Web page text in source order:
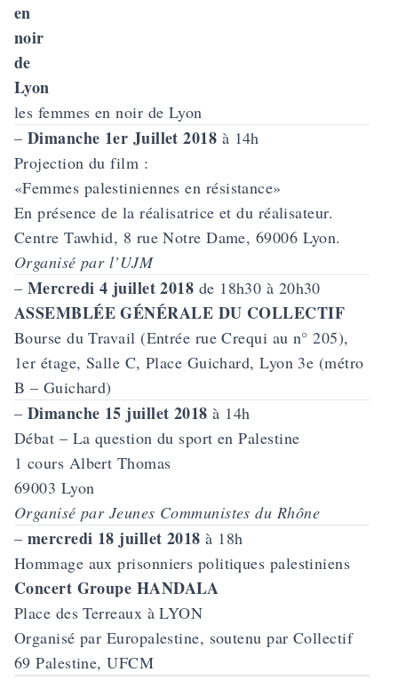
en
noir
de
Lyon
les femmes en noir de Lyon
– Dimanche 1er Juillet 2018 à 14h
Projection du film :
«Femmes palestiniennes en résistance»
En présence de la réalisatrice et du réalisateur.
Centre Tawhid, 8 rue Notre Dame, 69006 Lyon.
Organisé par l’UJM
– Mercredi 4 juillet 2018 de 18h30 à 20h30
ASSEMBLÉE GÉNÉRALE DU COLLECTIF
Bourse du Travail (Entrée rue Crequi au n° 205),
1er étage, Salle C, Place Guichard, Lyon 3e (métro
B – Guichard)
– Dimanche 15 juillet 2018 à 14h
Débat – La question du sport en Palestine
1 cours Albert Thomas
69003 Lyon
Organisé par Jeunes Communistes du Rhône
– mercredi 18 juillet 2018 à 18h
Hommage aux prisonniers politiques palestiniens
Concert Groupe HANDALA
Place des Terreaux à LYON
Organisé par Europalestine, soutenu par Collectif
69 Palestine, UFCM